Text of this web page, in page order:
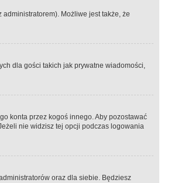
administratorem). Możliwe jest także, że
dla gości takich jak prywatne wiadomości,
konta przez kogoś innego. Aby pozostawać
nie widzisz tej opcji podczas logowania
oraz dla siebie. Będziesz